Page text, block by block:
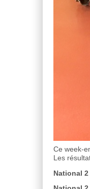
Ce week-
Les
National